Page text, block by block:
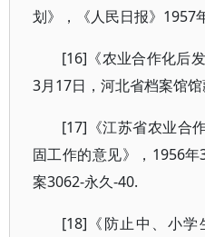
划》，《人民日报》1957
[16]《农业合作化后
3月17日，河北省档案馆馆
[17]《江苏省农业合
固工作的意见》，1956
案3062-永久-40.
[18]《防止中、小学